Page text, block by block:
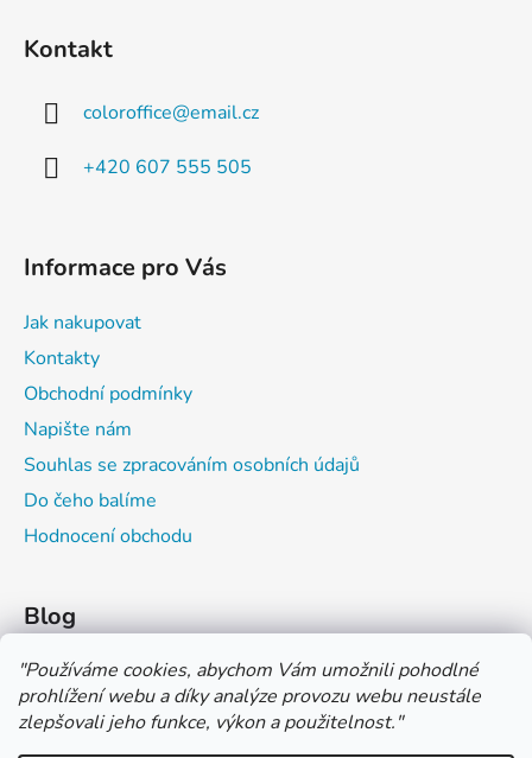
"Používáme cookies, abychom Vám umožnili pohodlné
prohlížení webu a díky analýze provozu webu neustále
zlepšovali jeho funkce, výkon a použitelnost."
Kontakt
coloroffice@email.cz
+420 607 555 505
Informace pro Vás
Jak nakupovat
Kontakty
Obchodní podmínky
Napište nám
Souhlas se zpracováním osobních údajů
Do čeho balíme
Hodnocení obchodu
Blog
Čím můžeš psát do sešitu?
Jak na číslování sešitů
Značení tvrdosti grafitových tužek